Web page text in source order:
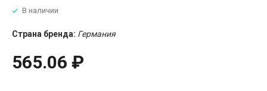
В наличии
Страна бренда: Германия
565.06 ₽